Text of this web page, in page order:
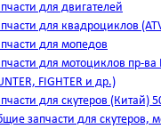
для двигателей
для квадроциклов
для мопедов
для мотоциклов пр-ва
FIGHTER и др.)
для скутеров (Китай)
запчасти для скутеров,